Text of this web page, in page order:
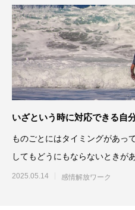
いざという時に対応できる自
ものごとにはタイミングがあっ
してもどうにもならないときが
ったら一気にあ
2025.05.14 感情解放ワーク